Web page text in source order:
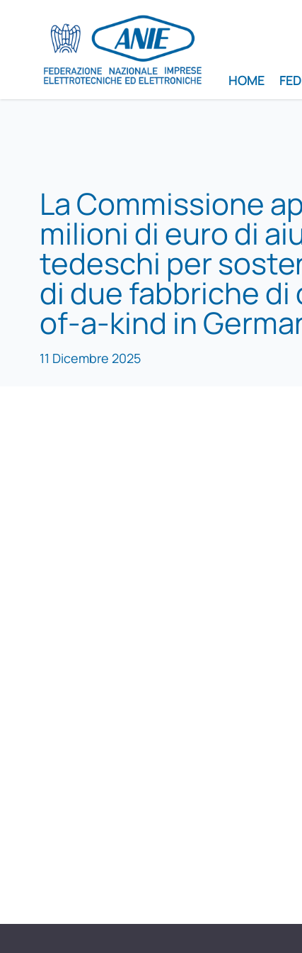
HOME
La Commissione
milioni di euro di
tedeschi per
di due fabbriche
of-a-kind in
11 Dicembre 2025